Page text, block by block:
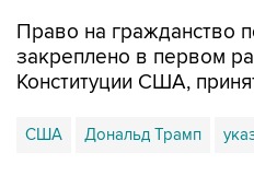
Право на гражданство
закреплено в первом
Конституции США,
США Дональд Трамп